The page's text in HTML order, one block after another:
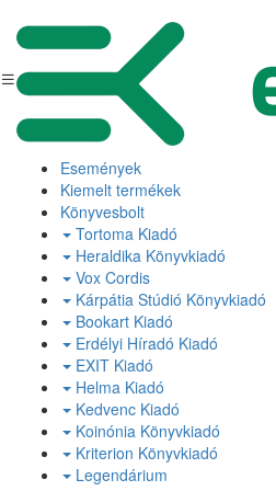
Események
Kiemelt termékek
Könyvesbolt
Tortoma Kiadó
Heraldika Könyvkiadó
Vox Cordis
Kárpátia Stúdió Könyvkiadó
Bookart Kiadó
Erdélyi Híradó Kiadó
EXIT Kiadó
Helma Kiadó
Kedvenc Kiadó
Koinónia Könyvkiadó
Kriterion Könyvkiadó
Legendárium